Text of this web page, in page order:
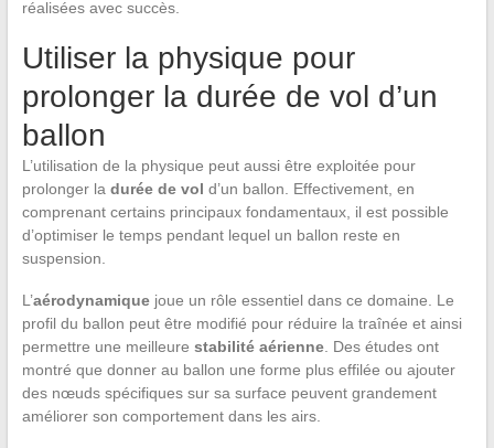
réalisées avec succès.
Utiliser la physique pour
prolonger la durée de vol d’un
ballon
L’utilisation de la physique peut aussi être exploitée pour
prolonger la durée de vol d’un ballon. Effectivement, en
comprenant certains principaux fondamentaux, il est possible
d’optimiser le temps pendant lequel un ballon reste en
suspension.
L’aérodynamiquejoue un rôle essentiel dans ce domaine. Le
profil du ballon peut être modifié pour réduire la traînée et ainsi
permettre une meilleure stabilité aérienne. Des études ont
montré que donner au ballon une forme plus effilée ou ajouter
des nœuds spécifiques sur sa surface peuvent grandement
améliorer son comportement dans les airs.